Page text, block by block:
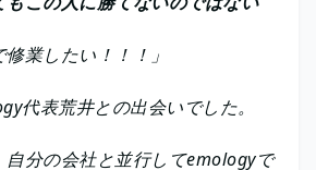
修業したい！！！」
代表荒井との出会いでした。
自分の会社と並行してemologyで